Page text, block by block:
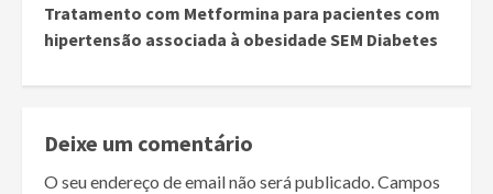
Tratamento com Metformina para pacientes com
hipertensão associada à obesidade SEM Diabetes
Deixe um comentário
O seu endereço de email não será publicado.Campos